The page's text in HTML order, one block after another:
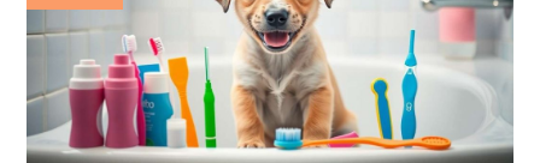
au
brossage
de
dents
?